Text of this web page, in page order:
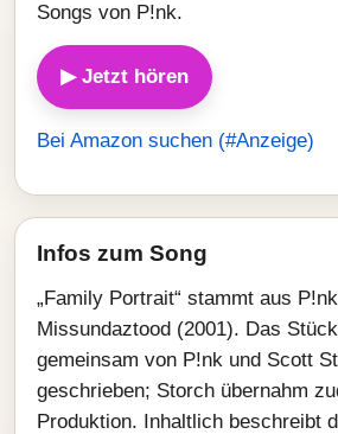
Songs von P!nk.
▶ Jetzt hören
Bei Amazon suchen (#Anzeige)
Infos zum Song
„Family Portrait“ stammt aus
Missundaztood (2001). Das
gemeinsam von P!nk und Scott
geschrieben; Storch übernahm
Produktion. Inhaltlich beschreibt